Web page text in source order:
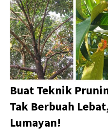
Buat Teknik
Tak Berbuah
Lumayan!